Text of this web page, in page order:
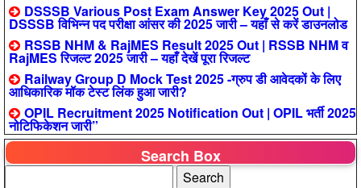
DSSSB Various Post Exam Answer Key 2025 Out |
DSSSB विभिन्न पद परीक्षा आंसर की 2025 जारी – यहाँ से करें डाउनलोड
RSSB NHM & RajMES Result 2025 Out | RSSB NHM व
RajMES रिजल्ट 2025 जारी – यहाँ देखें पूरा रिजल्ट
Railway Group D Mock Test 2025 -ग्रुप डी आवेदकों के लिए
आधिकारिक मॉक टेस्ट लिंक हुआ जारी?
OPIL Recruitment 2025 Notification Out | OPIL भर्ती 2025
नोटिफिकेशन जारी”
Search Box